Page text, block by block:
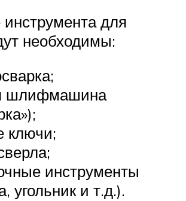
инструмента для
необходимы:
шлифмашина
ключи;
инструменты
угольник и т.д.).